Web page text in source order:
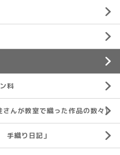
料
んが教室で織った作品の数々)
手織り日記」